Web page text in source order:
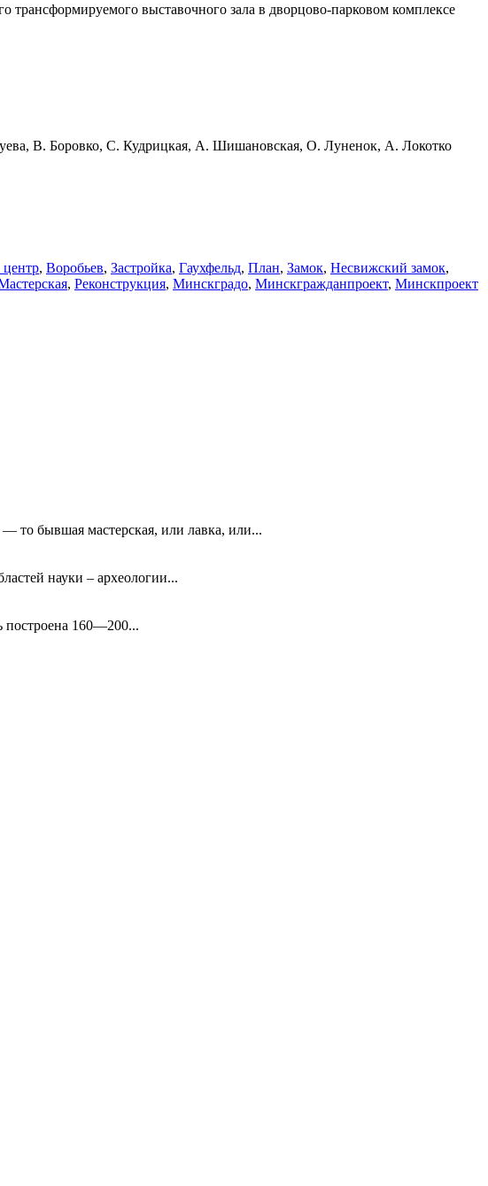
трансформируемого выставочного зала в дворцово-парковом комплексе
В. Боровко, С. Кудрицкая, А. Шишановская, О. Луненок, А. Локотко
, Воробьев, Застройка, Гаухфельд, План, Замок, Несвижский замок,
, Реконструкция, Минскградо, Минскгражданпроект, Минскпроект
то бывшая мастерская, или лавка, или...
науки – археологии...
построена 160—200...